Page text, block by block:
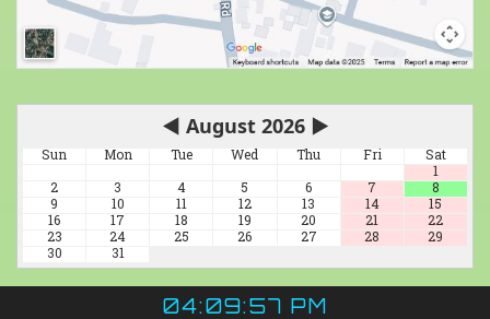
◀ August 2026 ▶
Sun Mon Tue Wed Thu Fri
Sat
1
2
3 4 5 6 7
8
9
10 11 12 13 14
15
16
17 18 19 20 21
22
23
24 25 26 27 28
29
30
31
04:09:57 PM